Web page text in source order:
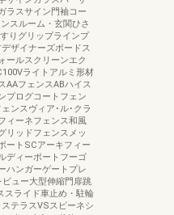
ラスサイン門袖コー
スルーム・玄関ひさ
りグリップラインプ
ザイナーズボードス
ールスクリーンエク
ライトアルミ形材
AAフェンスABハイス
プログコートフェン
ンスヴィア･ル･クラ
ィーネフェンス和風
リッドフェンスメッ
ートSCアーキフィー
ディーポートフーゴ
ハンガーゲートプレ
ュー大型伸縮門扉跳
スライド車止め・駐輪
テラスVSスピーネシ